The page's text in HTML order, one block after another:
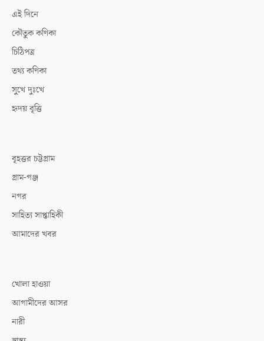
এই দিনে
কৌতুক কণিকা
চিঠিপত্র
তথ্য কণিকা
সুখে দুঃখে
হৃদয় বৃত্তি
বৃহত্তর চট্টগ্রাম
গ্রাম-গঞ্জ
নগর
সাহিত্য সাপ্তাহিকী
আমাদের খবর
খোলা হাওয়া
আগামীদের আসর
নারী